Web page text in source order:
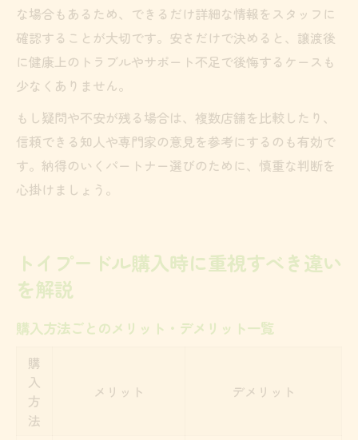
な場合もあるため、できるだけ詳細な情報をスタッフに
確認することが大切です。安さだけで決めると、譲渡後
に健康上のトラブルやサポート不足で後悔するケースも
少なくありません。
もし疑問や不安が残る場合は、複数店舗を比較したり、
信頼できる知人や専門家の意見を参考にするのも有効で
す。納得のいくパートナー選びのために、慎重な判断を
心掛けましょう。
トイプードル購入時に重視すべき違い
を解説
購入方法ごとのメリット・デメリット一覧
購
入
方
法
メリット デメリット